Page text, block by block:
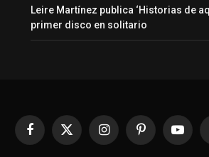
Leire Martínez publica ‘Historias de
primer disco en solitario
Facebook
X
InstagramPinterest